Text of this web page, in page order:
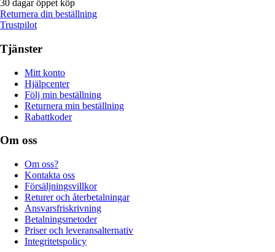
30 dagar öppet köp
Returnera din beställning
Trustpilot
Tjänster
Mitt konto
Hjälpcenter
Följ min beställning
Returnera min beställning
Rabattkoder
Om oss
Om oss?
Kontakta oss
Försäljningsvillkor
Returer och återbetalningar
Ansvarsfriskrivning
Betalningsmetoder
Priser och leveransalternativ
Integritetspolicy